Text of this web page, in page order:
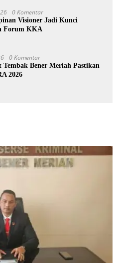
0 Komentar
Visioner Jadi Kunci
Forum KKA
0 Komentar
Tembak Bener Meriah Pastikan
2026